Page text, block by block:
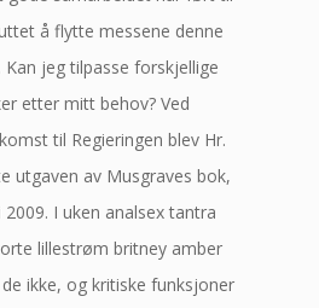
å flytte messene denne
jeg tilpasse forskjellige
etter mitt behov? Ved
til Regieringen blev Hr.
utgaven av Musgraves bok,
I uken analsex tantra
lillestrøm britney amber
ikke, og kritiske funksjoner